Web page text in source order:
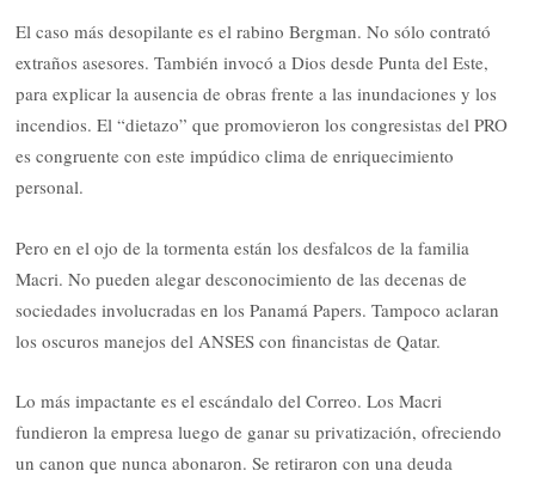
El caso más desopilante es el rabino Bergman. No sólo contrató
extraños asesores. También invocó a Dios desde Punta del Este,
para explicar la ausencia de obras frente a las inundaciones y los
incendios. El “dietazo” que promovieron los congresistas del PRO
es congruente con este impúdico clima de enriquecimiento
personal.
Pero en el ojo de la tormenta están los desfalcos de la familia
Macri. No pueden alegar desconocimiento de las decenas de
sociedades involucradas en los Panamá Papers. Tampoco aclaran
los oscuros manejos del ANSES con financistas de Qatar.
Lo más impactante es el escándalo del Correo. Los Macri
fundieron la empresa luego de ganar su privatización, ofreciendo
un canon que nunca abonaron. Se retiraron con una deuda